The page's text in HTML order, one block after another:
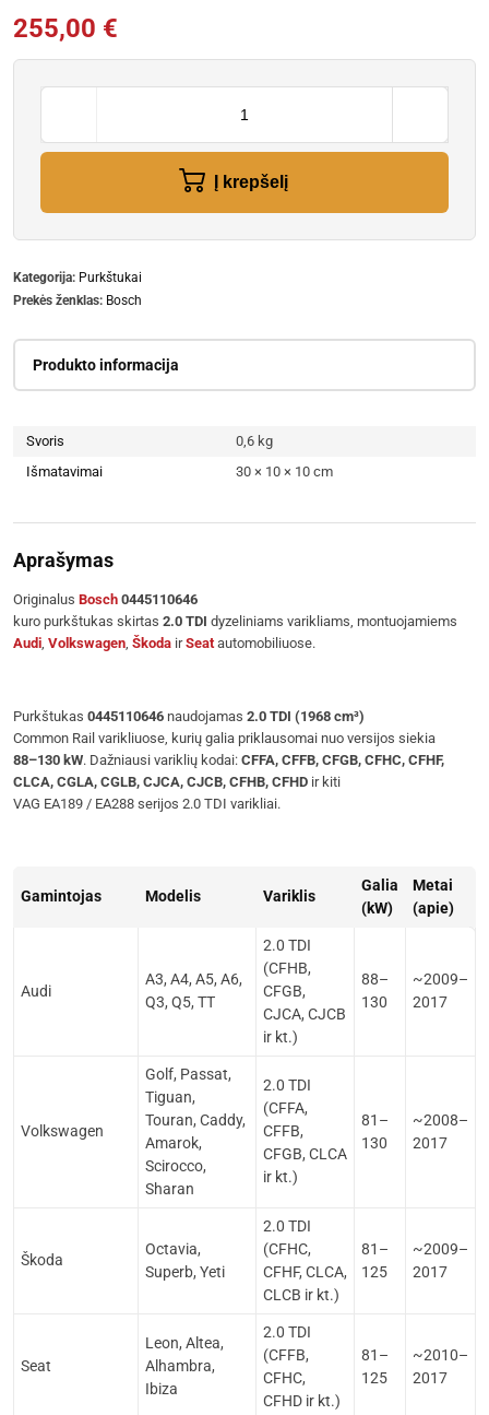
255,00 €
Į krepšelį
Kategorija: Purkštukai
Prekės ženklas: Bosch
Produkto informacija
Svoris
0,6 kg
Išmatavimai
30 × 10 × 10 cm
Aprašymas
Originalus Bosch 0445110646
kuro purkštukas skirtas 2.0 TDI dyzeliniams varikliams, montuojamiems
Audi Volkswagen Škoda irSeat automobiliuose.
Purkštukas 0445110646 naudojamas 2.0 TDI (1968 cm³)
Common Rail varikliuose, kurių galia priklausomai nuo versijos siekia
88–130 kW. Dažniausi variklių kodai: CFFA, CFFB, CFGB, CFHC, CFHF,
CLCA, CGLA, CGLB, CJCA, CJCB, CFHB, CFHD ir kiti
VAG EA189 / EA288 serijos 2.0 TDI varikliai.
Gamintojas Modelis Variklis
Galia
(kW)
Metai
(apie)
Audi
A3, A4, A5, A6,
Q3, Q5, TT
2.0 TDI
(CFHB,
CFGB,
CJCA, CJCB
ir kt.)
88–
130
~2009–
2017
Volkswagen
Golf, Passat,
Tiguan,
Touran, Caddy,
Amarok,
Scirocco,
Sharan
2.0 TDI
(CFFA,
CFFB,
CFGB, CLCA
ir kt.)
81–
130
~2008–
2017
Škoda
Octavia,
Superb, Yeti
2.0 TDI
(CFHC,
CFHF, CLCA,
CLCB ir kt.)
81–
125
~2009–
2017
Seat
Leon, Altea,
Alhambra,
Ibiza
2.0 TDI
(CFFB,
CFHC,
CFHD ir kt.)
81–
125
~2010–
2017